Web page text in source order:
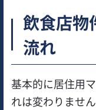
飲食店物
流れ
基本的に居住用
れは変わりませ